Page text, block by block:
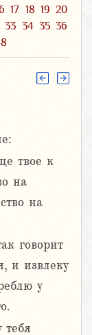
17 18 19 20
33 34 35 36
твое к
на
на
говорит
и извлеку
у
тебя